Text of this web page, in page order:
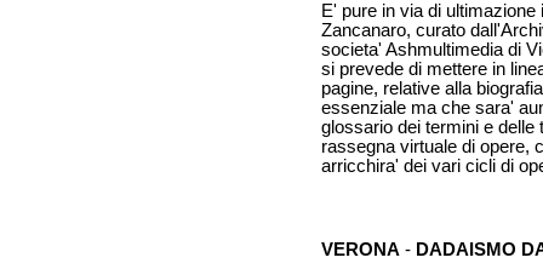
E' pure in via di ultimazione
Zancanaro, curato
societa' Ashmultimedia di
si prevede di mettere in
pagine, relative alla
essenziale ma che sara'
glossario dei termini e
rassegna virtuale di opere,
arricchira' dei vari cicli di
VERONA - DADAISMO